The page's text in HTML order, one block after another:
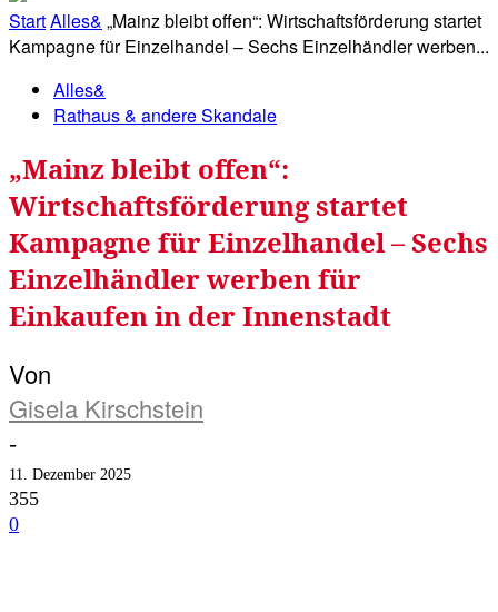
StartAlles& „Mainz bleibt offen“: Wirtschaftsförderung startet
Kampagne für Einzelhandel – Sechs Einzelhändler werben...
Alles&
Rathaus & andere Skandale
„Mainz bleibt offen“:
Wirtschaftsförderung startet
Kampagne für Einzelhandel – Sechs
Einzelhändler werben für
Einkaufen in der Innenstadt
Von
Gisela Kirschstein
-
11. Dezember 2025
355
0